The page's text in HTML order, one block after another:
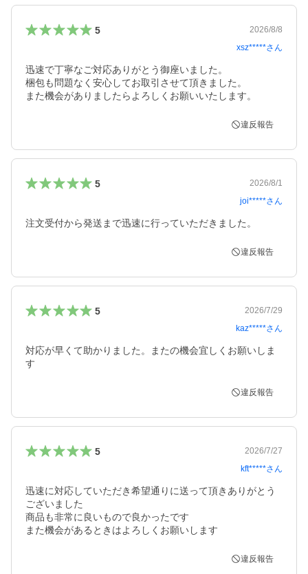
5
2026/8/8
xsz*****さん
迅速で丁寧なご対応ありがとう御座いました。
梱包も問題なく安心してお取引させて頂きました。
また機会がありましたらよろしくお願いいたします。
違反報告
5
2026/8/1
joi*****さん
注文受付から発送まで迅速に行っていただきました。
違反報告
5
2026/7/29
kaz*****さん
対応が早くて助かりました。またの機会宜しくお願いしま
す
違反報告
5
2026/7/27
kft*****さん
迅速に対応していただき希望通りに送って頂きありがとう
ございました
商品も非常に良いもので良かったです
また機会があるときはよろしくお願いします
違反報告